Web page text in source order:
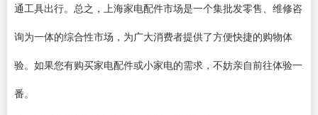
通工具出行。总之，上海家电配件市场是一个集批发零售、维修咨
询为一体的综合性市场，为广大消费者提供了方便快捷的购物体
验。如果您有购买家电配件或小家电的需求，不妨亲自前往体验一
番。